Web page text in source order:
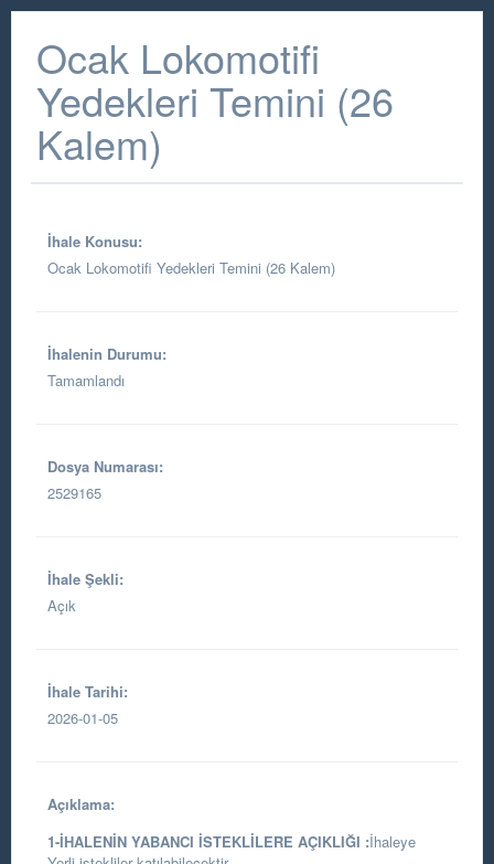
Ocak Lokomotifi
Yedekleri Temini (26
Kalem)
İhale Konusu:
Ocak Lokomotifi Yedekleri Temini (26 Kalem)
İhalenin Durumu:
Tamamlandı
Dosya Numarası:
2529165
İhale Şekli:
Açık
İhale Tarihi:
2026-01-05
Açıklama:
1-İHALENİN YABANCI İSTEKLİLERE AÇIKLIĞI :İhaleye